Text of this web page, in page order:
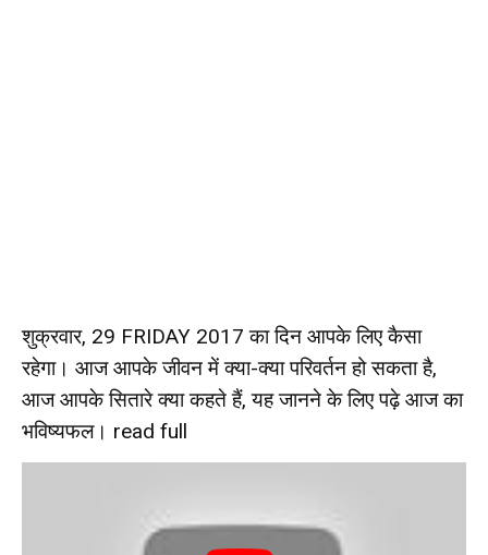
शुक्रवार, 29 FRIDAY 2017 का दिन आपके लिए कैसा
रहेगा। आज आपके जीवन में क्या-क्या परिवर्तन हो सकता है,
आज आपके सितारे क्या कहते हैं, यह जानने के लिए पढ़े आज का
भविष्यफल। read full